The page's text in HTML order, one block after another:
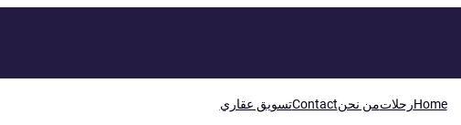
Homeرحلاتمن نحنContactتسويق عقاري